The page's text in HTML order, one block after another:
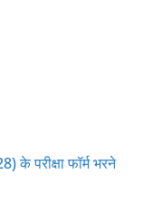
परीक्षा फॉर्म भरने